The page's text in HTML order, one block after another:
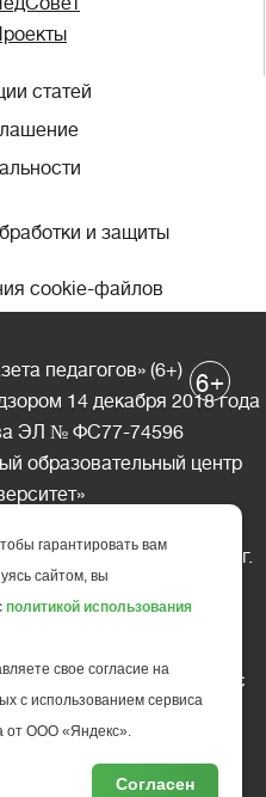
статей
и защиты
cookie-файлов
педагогов» (6+)
14 декабря 2018 года
ЭЛ № ФС77-74596
образовательный центр
Республика Карелия, г.
Энгельса д.10, офис 211
(499) 685-10-45
допускается только c
редакции
обязательна.
центр
6+
гарантировать вам
сайтом, вы
политикой использования
свое согласие на
с использованием сервиса
от ООО «Яндекс».
Согласен